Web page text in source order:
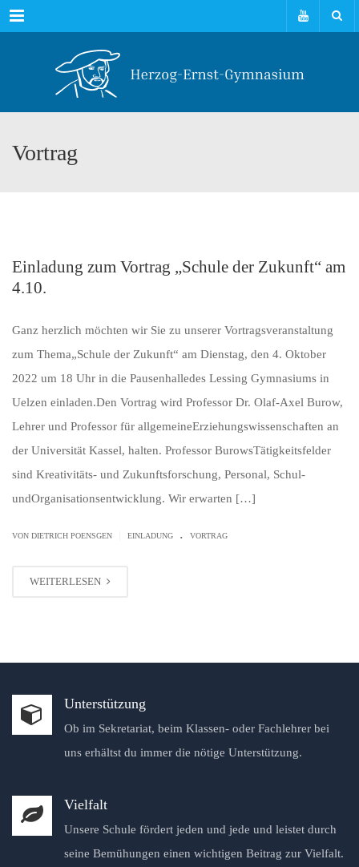
Menu
Vortrag
Einladung zum Vortrag „Schule der Zukunft“ am
4.10.
Ganz herzlich möchten wir Sie zu unserer Vortragsveranstaltung
zum Thema„Schule der Zukunft“ am Dienstag, den 4. Oktober
2022 um 18 Uhr in die Pausenhalledes Lessing Gymnasiums in
Uelzen einladen.Den Vortrag wird Professor Dr. Olaf-Axel Burow,
Lehrer und Professor für allgemeineErziehungswissenschaften an
der Universität Kassel, halten. Professor BurowsTätigkeitsfelder
sind Kreativitäts- und Zukunftsforschung, Personal, Schul-
undOrganisationsentwicklung. Wir erwarten […]
VON DIETRICH POENSGEN EINLADUNG . VORTRAG
WEITERLESEN
Unterstützung
Ob im Sekretariat, beim Klassen- oder Fachlehrer bei
uns erhältst du immer die nötige Unterstützung.
Vielfalt
Unsere Schule fördert jeden und jede und leistet durch
seine Bemühungen einen wichtigen Beitrag zur Vielfalt.